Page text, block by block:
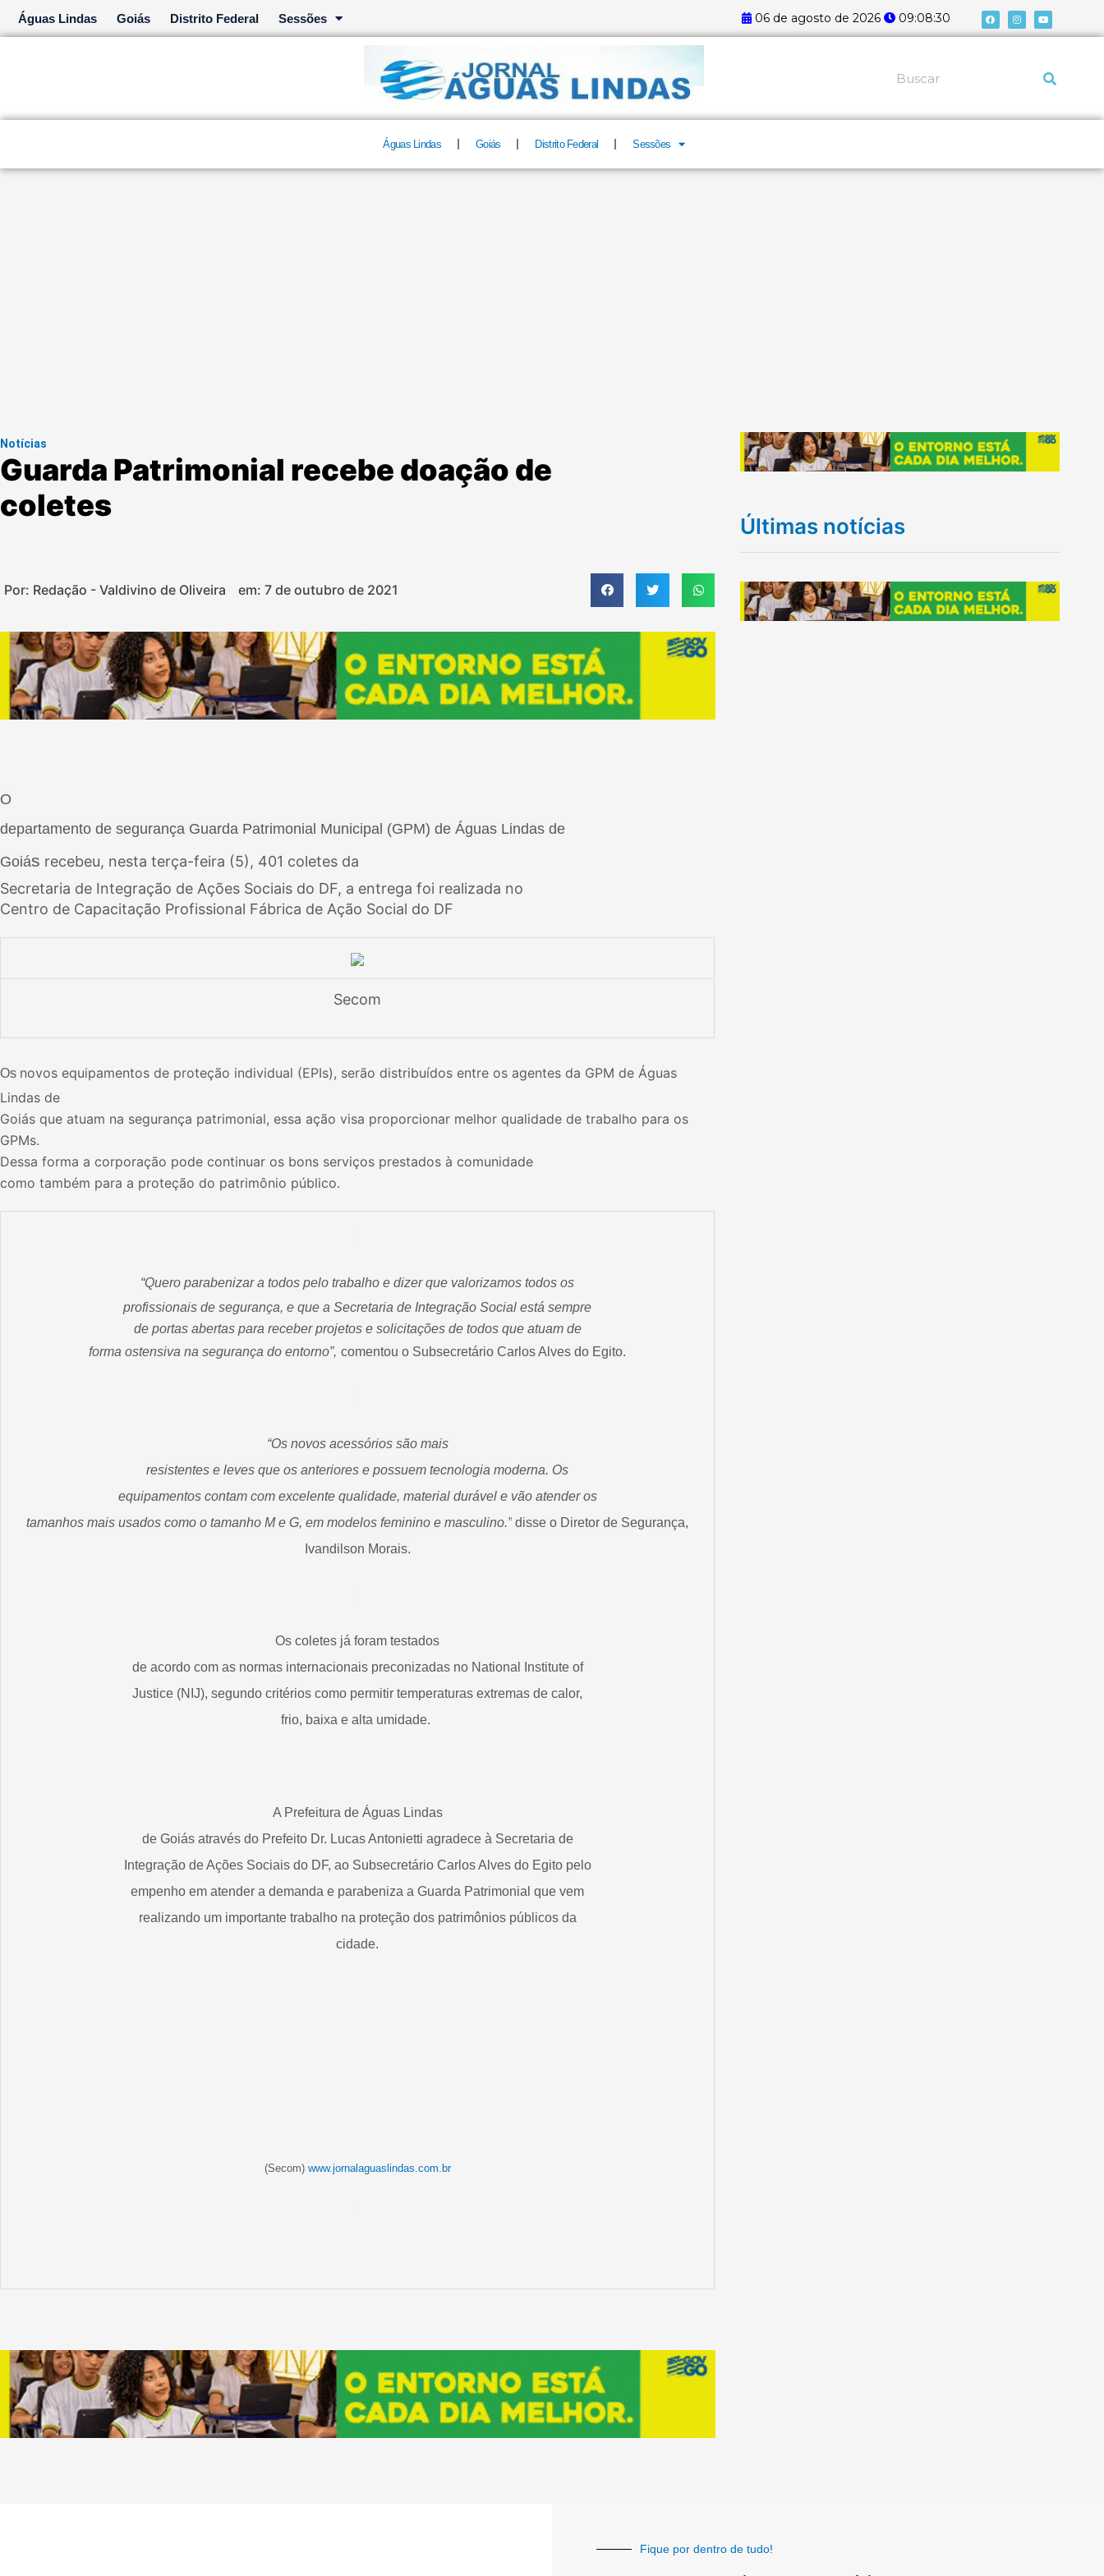
para
Águas Lindas Goiás Distrito Federal Sessões 06 de agosto de 2026 09:08:31 F
a
c
e
I
n
s
t
Y
o
u
t
Pesquisar
Águas Lindas Goiás Distrito Federal Sessões
Notícias
Guarda Patrimonial recebe doação de
coletes
Por: Redação - Valdivino de Oliveira em: 7 de outubro de 2021
O
departamento de segurança Guarda Patrimonial Municipal (GPM) de Águas Lindas de
Goiás recebeu, nesta terça-feira (5), 401 coletes da
Secretaria de Integração de Ações Sociais do DF, a entrega foi realizada no
Centro de Capacitação Profissional Fábrica de Ação Social do DF
Secom
Os novos equipamentos de proteção individual (EPIs), serão distribuídos entre os agentes da GPM de Águas
Lindas de
Goiás que atuam na segurança patrimonial, essa ação visa proporcionar melhor qualidade de trabalho para os
GPMs.
Dessa forma a corporação pode continuar os bons serviços prestados à comunidade
como também para a proteção do patrimônio público.
“Quero parabenizar a todos pelo trabalho e dizer que valorizamos todos os
profissionais de segurança, e que a Secretaria de Integração Social está sempre
de portas abertas para receber projetos e solicitações de todos que atuam de
forma ostensiva na segurança do entorno”, comentou o Subsecretário Carlos Alves do Egito.
“Os novos acessórios são mais
resistentes e leves que os anteriores e possuem tecnologia moderna. Os
equipamentos contam com excelente qualidade, material durável e vão atender os
tamanhos mais usados como o tamanho M e G, em modelos feminino e masculino.” disse o Diretor de Segurança,
Ivandilson Morais.
Os coletes já foram testados
de acordo com as normas internacionais preconizadas no National Institute of
Justice (NIJ), segundo critérios como permitir temperaturas extremas de calor,
frio, baixa e alta umidade.
A Prefeitura de Águas Lindas
de Goiás através do Prefeito Dr. Lucas Antonietti agradece à Secretaria de
Integração de Ações Sociais do DF, ao Subsecretário Carlos Alves do Egito pelo
empenho em atender a demanda e parabeniza a Guarda Patrimonial que vem
realizando um importante trabalho na proteção dos patrimônios públicos da
cidade.
(Secom) www.jornalaguaslindas.com.br
Últimas notícias
Fique por dentro de tudo!